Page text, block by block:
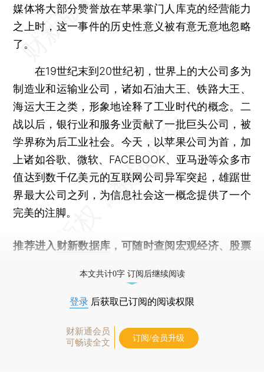
媒体将大部分赞誉放在苹果掌门人库克的经营能力
之上时，这一事件的历史性意义被有意无意地忽略
了。
在19世纪末到20世纪初，世界上的大公司多为
制造业和运输业公司，诸如石油大王、铁路大王、
海运大王之类，形象地诠释了工业时代的概念。二
战以后，银行业和服务业贡献了一批巨头公司，被
学界称为后工业社会。今天，以苹果公司为首，加
上诸如谷歌、微软、FACEBOOK、亚马逊等众多市
值达到数千亿美元的互联网公司异军突起，雄踞世
界最大公司之列，为信息社会这一概念提供了一个
完美的注脚。
推荐进入 财新数据库 ，可随时查阅宏观经济、股票
本文共计0字 订阅后继续阅读
登录 后获取已订阅的阅读权限
财新通会员
可畅读全文
订阅/会员升级